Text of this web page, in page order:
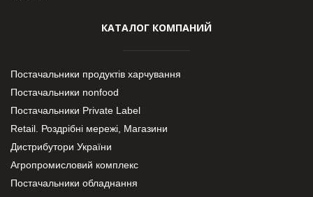
КАТАЛОГ КОМПАНИЙ
Постачальники продуктів харчування
Постачальники nonfood
Постачальники Private Label
Retail. Роздрібні мережі, Магазини
Дистрибутори України
Агропромисловий комплекс
Постачальники обладнання